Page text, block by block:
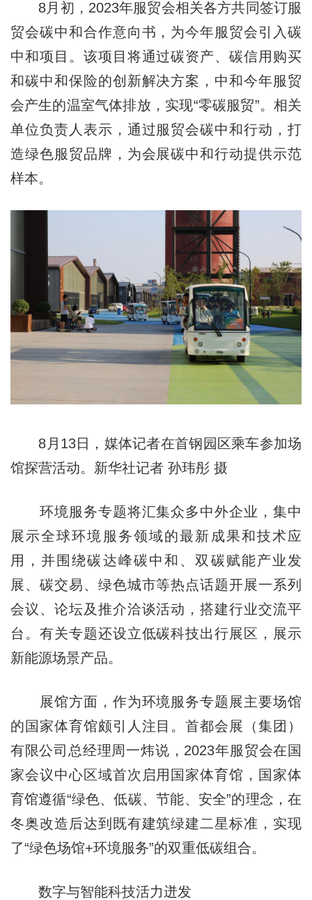
8月初，2023年服贸会相关各方共同签订服
贸会碳中和合作意向书，为今年服贸会引入碳
中和项目。该项目将通过碳资产、碳信用购买
和碳中和保险的创新解决方案，中和今年服贸
会产生的温室气体排放，实现“零碳服贸”。相关
单位负责人表示，通过服贸会碳中和行动，打
造绿色服贸品牌，为会展碳中和行动提供示范
样本。
8月13日，媒体记者在首钢园区乘车参加场
馆探营活动。新华社记者 孙玮彤 摄
环境服务专题将汇集众多中外企业，集中
展示全球环境服务领域的最新成果和技术应
用，并围绕碳达峰碳中和、双碳赋能产业发
展、碳交易、绿色城市等热点话题开展一系列
会议、论坛及推介洽谈活动，搭建行业交流平
台。有关专题还设立低碳科技出行展区，展示
新能源场景产品。
展馆方面，作为环境服务专题展主要场馆
的国家体育馆颇引人注目。首都会展（集团）
有限公司总经理周一炜说，2023年服贸会在国
家会议中心区域首次启用国家体育馆，国家体
育馆遵循“绿色、低碳、节能、安全”的理念，在
冬奥改造后达到既有建筑绿建二星标准，实现
了“绿色场馆+环境服务”的双重低碳组合。
数字与智能科技活力迸发